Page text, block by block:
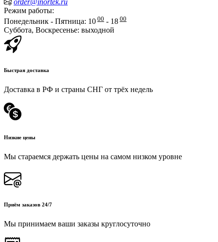
Режим работы:
Понедельник - Пятница: 10 00 - 18 00
Суббота, Воскресенье: выходной
Быстрая доставка
Доставка в РФ и страны СНГ от трёх недель
Низкие цены
Мы стараемся держать цены на самом низком уровне
Приём заказов 24/7
Мы принимаем ваши заказы круглосуточно